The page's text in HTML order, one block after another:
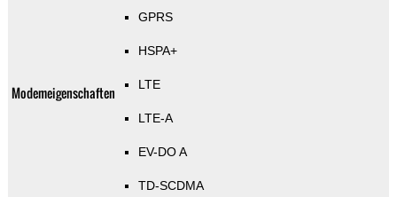
Modemeigenschaften
GPRS
HSPA+
LTE
LTE-A
EV-DO A
TD-SCDMA